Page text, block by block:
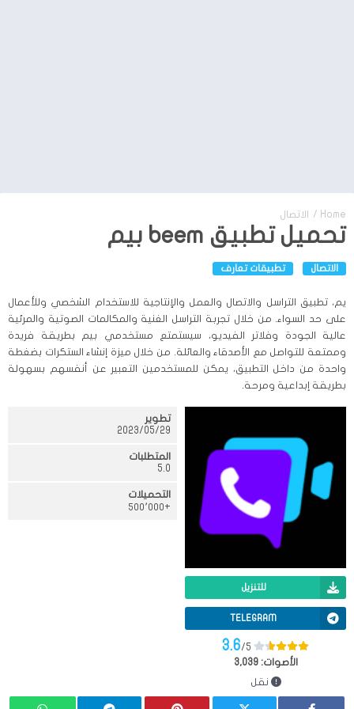
Home
/ الاتصال
تحميل تطبيق beem بيم
الاتصال تطبيقات تعارف
يم، تطبيق التراسل والاتصال والعمل والإنتاجية للاستخدام الشخصي وللأعمال
على حد السواء. من خلال تجربة التراسل الغنية والمكالمات الصوتية والمرئية
عالية الجودة وفلاتر الفيديو، سيستمتع مستخدمي بيم بطريقة فريدة
وممتعة للتواصل مع الأصدقاء والعائلة. من خلال ميزة إنشاء الستكرات بضغطة
واحدة من داخل التطبيق، يمكن للمستخدمين التعبير عن أنفسهم بسهولة
بطريقة إبداعية ومرحة.
للتنزيل
TELEGRAM
3.6/5
الأصوات:3,039
نقل
تطوير
29‏/05‏/2023
المتطلبات
5.0
التحميلات
+٥٠٠٬٠٠٠